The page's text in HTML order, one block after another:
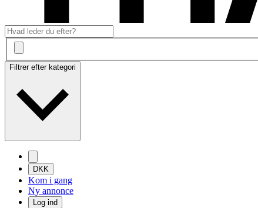
Filtrer efter kategori
DKK
Kom i gang
Ny annonce
Log ind